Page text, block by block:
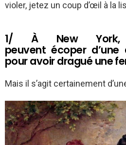
violer, jetez un coup d’œil à la
1/ À New York,
peuvent écoper
pour avoir dragué une
Mais il s’agit certainement